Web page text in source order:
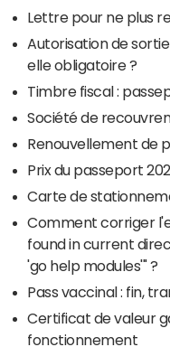
Lettre pour ne plus
Autorisation de
elle obligatoire ?
Timbre fiscal :
Société de
Renouvellement de
Prix du passeport
Carte de
Comment corriger
found in current
'go help modules'" ?
Pass vaccinal : fin,
Certificat de valeur
fonctionnement